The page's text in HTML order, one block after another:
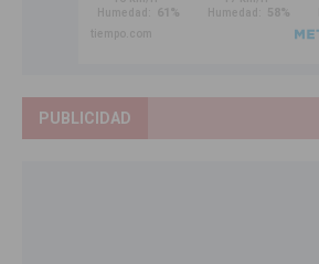
PUBLICIDAD